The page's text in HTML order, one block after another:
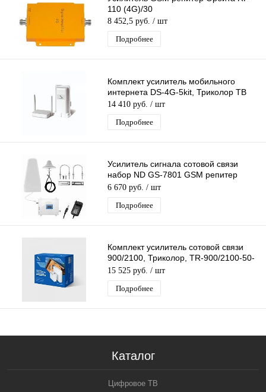
110 (4G)/30
8 452,5 руб. / шт
Подробнее
Комплект усилитель мобильного
интернета DS-4G-5kit, Триколор ТВ
14 410 руб. / шт
Подробнее
Усилитель сигнала сотовой связи
набор ND GS-7801 GSM репитер
Готовый Комплект
(GSM+DCS+WCDMA+LTE)
6 670 руб. / шт
Подробнее
Комплект усилитель сотовой связи
900/2100, Триколор, TR-900/2100-50-
kit
15 525 руб. / шт
Подробнее
Каталог
Цифровое ТВ